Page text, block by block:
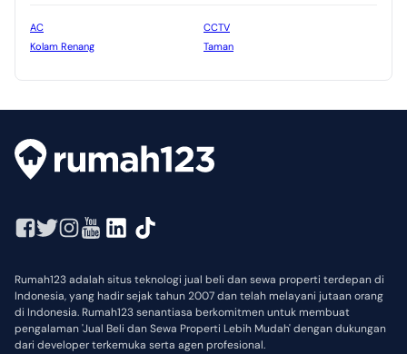
AC
CCTV
Kolam Renang
Taman
Rumah123 adalah situs teknologi jual beli dan sewa properti terdepan di
Indonesia, yang hadir sejak tahun 2007 dan telah melayani jutaan orang
di Indonesia. Rumah123 senantiasa berkomitmen untuk membuat
pengalaman 'Jual Beli dan Sewa Properti Lebih Mudah' dengan dukungan
dari developer terkemuka serta agen profesional.